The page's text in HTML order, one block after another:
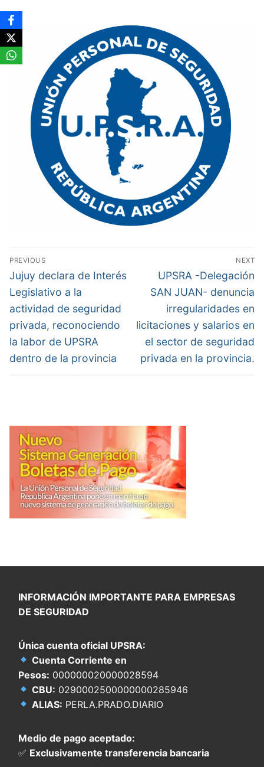
Navegación
de
entradas
PREVIOUS
Previous
post:
Jujuy declara de Interés
Legislativo a la
actividad de seguridad
privada, reconociendo
la labor de UPSRA
dentro de la provincia
NEXT
Next
post:
UPSRA -Delegación
SAN JUAN- denuncia
irregularidades en
licitaciones y salarios en
el sector de seguridad
privada en la provincia.
INFORMACIÓN IMPORTANTE PARA EMPRESAS
DE SEGURIDAD
Única cuenta oficial UPSRA:
Cuenta Corriente en
Pesos: 000000020000028594
CBU: 0290002500000000285946
ALIAS: PERLA.PRADO.DIARIO
Medio de pago aceptado:
✅ Exclusivamente transferencia bancaria